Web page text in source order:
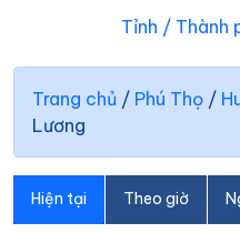
Tỉnh / Thành
Trang chủ / Phú Thọ /
Lương
Hiện tại Theo giờ